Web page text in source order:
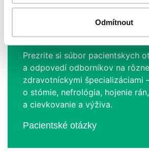
Odmítnout
Pacientské otázky
Prezrite si súbor pacientskych
a odpovedí odborníkov na
zdravotníckymi špecializáciami
o stómie, nefrológia, hojenie
a cievkovanie a výživa.
Pacientské otázky